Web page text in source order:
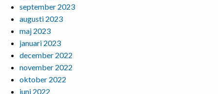
september 2023
augusti 2023
maj 2023
januari 2023
december 2022
november 2022
oktober 2022
juni 2022